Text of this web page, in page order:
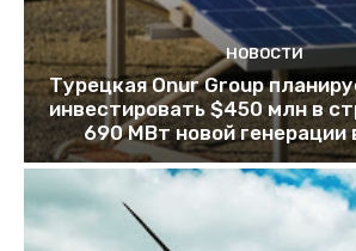
НОВОСТИ
Турецкая Onur Group
инвестировать $450 млн в
690 МВт новой генерации